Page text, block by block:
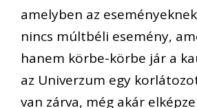
amelyben az
nincs múltbéli esemény,
hanem körbe-körbe jár a
az Univerzum egy
van zárva, még akár